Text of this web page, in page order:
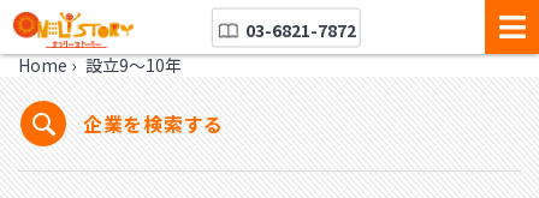
03-6821-7872
Home › 設立9〜10年
企業を検索する